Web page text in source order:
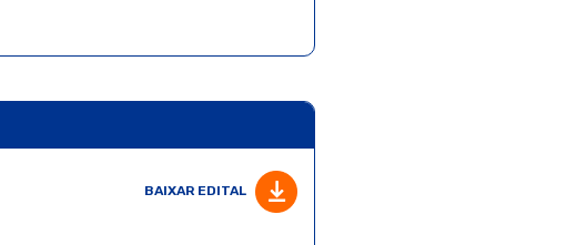
BAIXAR EDITAL